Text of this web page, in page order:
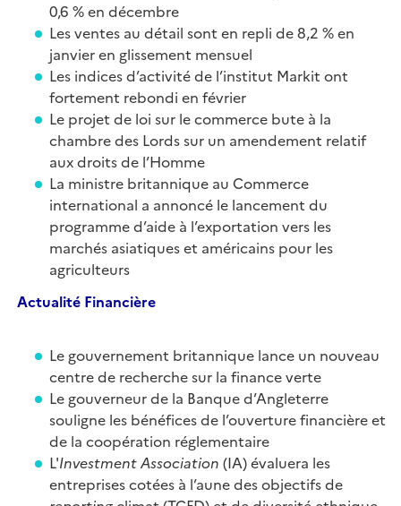
0,6 % en décembre
Les ventes au détail sont en repli de 8,2 % en
janvier en glissement mensuel
Les indices d’activité de l’institut Markit ont
fortement rebondi en février
Le projet de loi sur le commerce bute à la
chambre des Lords sur un amendement relatif
aux droits de l’Homme
La ministre britannique au Commerce
international a annoncé le lancement du
programme d’aide à l’exportation vers les
marchés asiatiques et américains pour les
agriculteurs
Actualité Financière
Le gouvernement britannique lance un nouveau
centre de recherche sur la finance verte
Le gouverneur de la Banque d’Angleterre
souligne les bénéfices de l’ouverture financière et
de la coopération réglementaire
L'Investment Association (IA) évaluera les
entreprises cotées à l’aune des objectifs de